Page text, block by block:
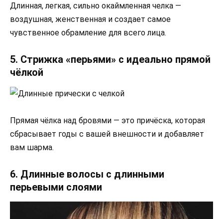
Длинная, легкая, сильно окаймленная челка —
воздушная, женственная и создает самое
чувственное обрамление для всего лица.
5. Стрижка «перьями» с идеально прямой
чёлкой
Прямая чёлка над бровями — это причёска, которая
сбрасывает годы с вашей внешности и добавляет
вам шарма.
6. Длинные волосы с длинными
перьевыми слоями